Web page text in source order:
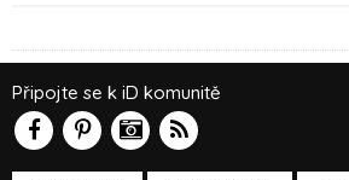
Připojte se k iD komunitě